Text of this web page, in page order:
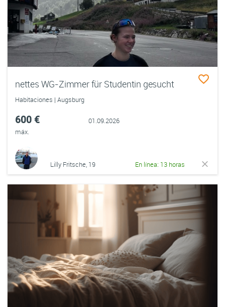
nettes WG-Zimmer für Studentin gesucht
Habitaciones | Augsburg
600 €
máx.
01.09.2026
Lilly Fritsche, 19 En línea: 13 horas